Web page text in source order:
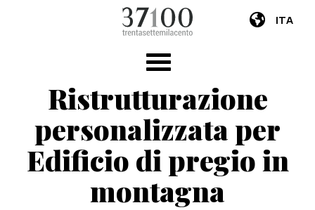
ITA
Ristrutturazione
personalizzata per
Edificio di pregio in
montagna